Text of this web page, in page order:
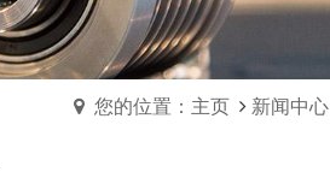
高效的售前售后服务
高效的售前售后服务
高效的售前售后服务
您的位置：主页 新闻中心